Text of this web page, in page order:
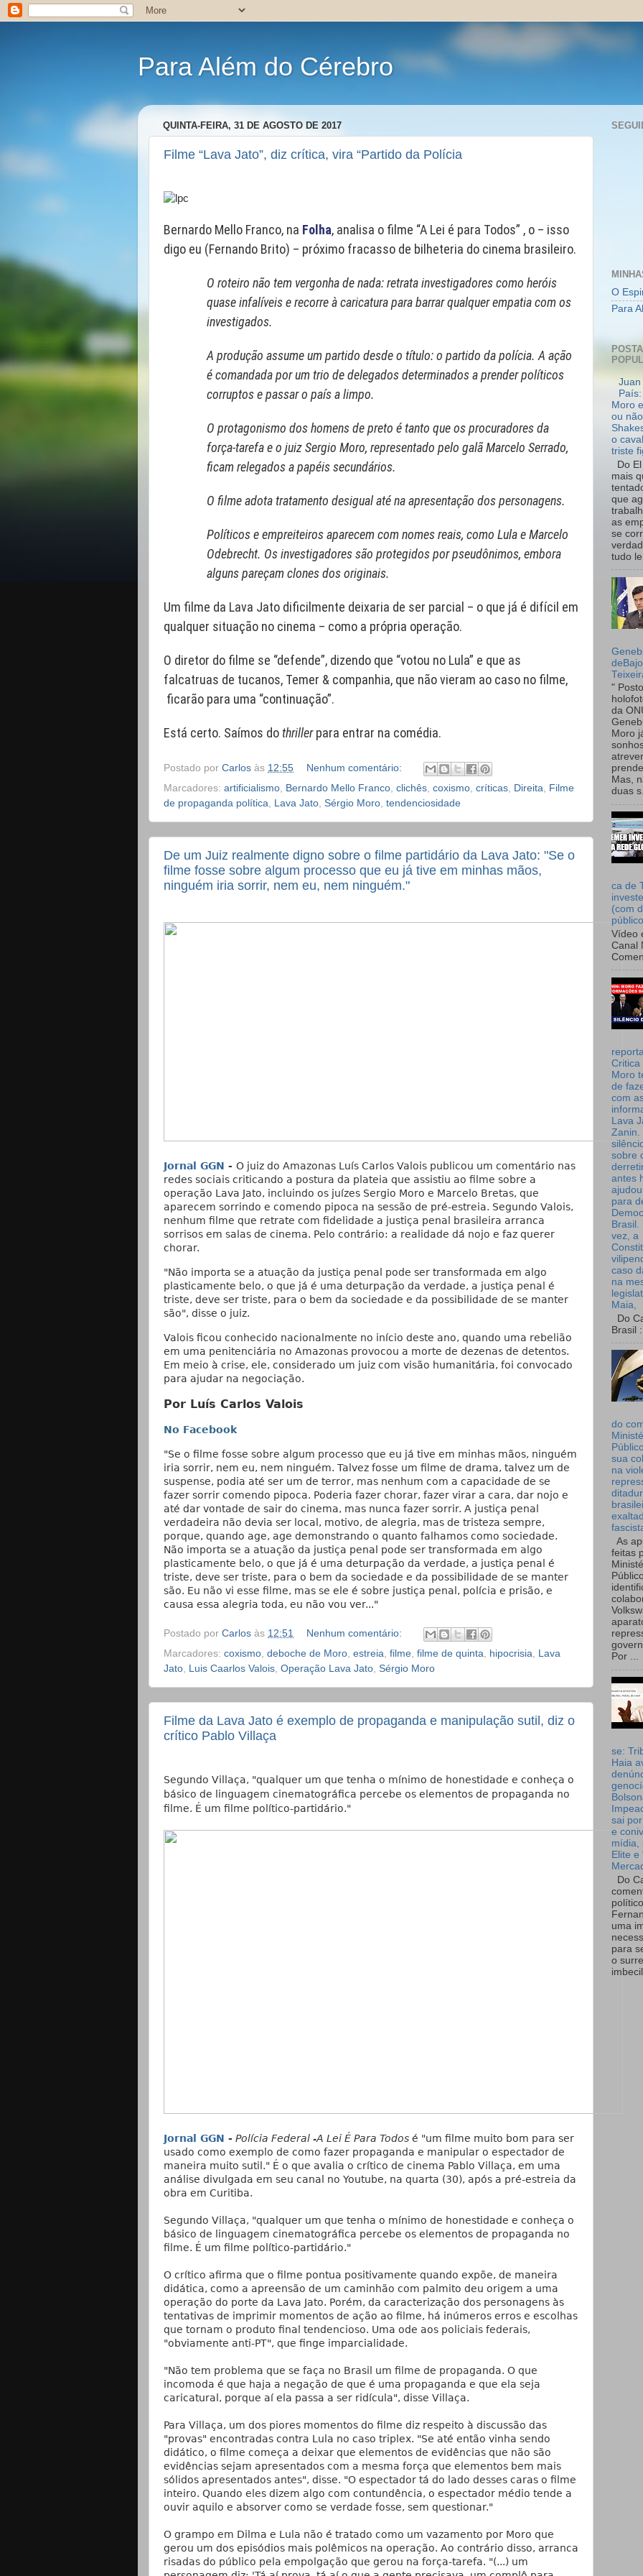
Para Além do Cérebro
QUINTA-FEIRA, 31 DE AGOSTO DE 2017
Filme “Lava Jato”, diz crítica, vira “Partido da Polícia
Bernardo Mello Franco, na Folha, analisa o filme “A Lei é para Todos” , o – isso
digo eu (Fernando Brito) – próximo fracasso de bilheteria do cinema brasileiro.
O roteiro não tem vergonha de nada: retrata investigadores como heróis
quase infalíveis e recorre à caricatura para barrar qualquer empatia com os
investigados.
A produção assume um partido desde o título: o partido da polícia. A ação
é comandada por um trio de delegados determinados a prender políticos
corruptos e passar o país a limpo.
O protagonismo dos homens de preto é tanto que os procuradores da
força-tarefa e o juiz Sergio Moro, representado pelo galã Marcelo Serrado,
ficam relegados a papéis secundários.
O filme adota tratamento desigual até na apresentação dos personagens.
Políticos e empreiteiros aparecem com nomes reais, como Lula e Marcelo
Odebrecht. Os investigadores são protegidos por pseudônimos, embora
alguns pareçam clones dos originais.
Um filme da Lava Jato dificilmente deixaria de ser parcial – o que já é difícil em
qualquer situação no cinema – como a própria operação.
O diretor do filme se “defende”, dizendo que “votou no Lula” e que as
falcatruas de tucanos, Temer & companhia, que não vieram ao caso no filme,
ficarão para uma “continuação”.
Está certo. Saímos dothrillerpara entrar na comédia.
Postado por Carlos às 12:55
Nenhum comentário:
Marcadores: artificialismo Bernardo Mello Franco clichês coxismo críticas Direita
Filme
de propaganda política
Lava Jato Sérgio Moro tendenciosidade
De um Juiz realmente digno sobre o filme partidário da Lava Jato: "Se o
filme fosse sobre algum processo que eu já tive em minhas mãos,
ninguém iria sorrir, nem eu, nem ninguém."
Jornal GGN - O juiz do Amazonas Luís Carlos Valois publicou um comentário nas
redes sociais criticando a postura da plateia que assistiu ao filme sobre a
operação Lava Jato, incluindo os juízes Sergio Moro e Marcelo Bretas, que
aparecem sorrindo e comendo pipoca na sessão de pré-estreia. Segundo Valois,
nenhum filme que retrate com fidelidade a justiça penal brasileira arranca
sorrisos em salas de cinema. Pelo contrário: a realidade dá nojo e faz querer
chorar.
"Não importa se a atuação da justiça penal pode ser transformada em algo
plasticamente belo, o que já é uma deturpação da verdade, a justiça penal é
triste, deve ser triste, para o bem da sociedade e da possibilidade de se manter
são", disse o juiz.
Valois ficou conhecido nacionalmente no início deste ano, quando uma rebelião
em uma penitenciária no Amazonas provocou a morte de dezenas de detentos.
Em meio à crise, ele, considerado um juiz com visão humanitária, foi convocado
para ajudar na negociação.
Por Luís Carlos Valois
No Facebook
"Se o filme fosse sobre algum processo que eu já tive em minhas mãos, ninguém
iria sorrir, nem eu, nem ninguém. Talvez fosse um filme de drama, talvez um de
suspense, podia até ser um de terror, mas nenhum com a capacidade de se
fazer sorrir comendo pipoca. Poderia fazer chorar, fazer virar a cara, dar nojo e
até dar vontade de sair do cinema, mas nunca fazer sorrir. A justiça penal
verdadeira não devia ser local, motivo, de alegria, mas de tristeza sempre,
porque, quando age, age demonstrando o quanto falhamos como sociedade.
Não importa se a atuação da justiça penal pode ser transformada em algo
plasticamente belo, o que já é uma deturpação da verdade, a justiça penal é
triste, deve ser triste, para o bem da sociedade e da possibilidade de se manter
são. Eu não vi esse filme, mas se ele é sobre justiça penal, polícia e prisão, e
causa essa alegria toda, eu não vou ver..."
Postado por Carlos às 12:51
Nenhum comentário:
Marcadores: coxismo deboche de Moro estreia filme filme de quinta hipocrisia
Lava
Jato
Luis Caarlos Valois Operação Lava Jato Sérgio Moro
Filme da Lava Jato é exemplo de propaganda e manipulação sutil, diz o
crítico Pablo Villaça
Segundo Villaça, "qualquer um que tenha o mínimo de honestidade e conheça o
básico de linguagem cinematográfica percebe os elementos de propaganda no
filme. É um filme político-partidário."
Jornal GGN - Polícia Federal -A Lei É Para Todos é "um filme muito bom para ser
usado como exemplo de como fazer propaganda e manipular o espectador de
maneira muito sutil." É o que avalia o crítico de cinema Pablo Villaça, em uma
análise divulgada em seu canal no Youtube, na quarta (30), após a pré-estreia da
obra em Curitiba.
Segundo Villaça, "qualquer um que tenha o mínimo de honestidade e conheça o
básico de linguagem cinematográfica percebe os elementos de propaganda no
filme. É um filme político-partidário."
O crítico afirma que o filme pontua positivamente quando expõe, de maneira
didática, como a apreensão de um caminhão com palmito deu origem a uma
operação do porte da Lava Jato. Porém, da caracterização dos personagens às
tentativas de imprimir momentos de ação ao filme, há inúmeros erros e escolhas
que tornam o produto final tendencioso. Uma ode aos policiais federais,
"obviamente anti-PT", que finge imparcialidade.
"Não tem problema que se faça no Brasil um filme de propaganda. O que
incomoda é que haja a negação de que é uma propaganda e que ela seja
caricatural, porque aí ela passa a ser ridícula", disse Villaça.
Para Villaça, um dos piores momentos do filme diz respeito à discussão das
"provas" encontradas contra Lula no caso triplex. "Se até então vinha sendo
didático, o filme começa a deixar que elementos de evidências que não são
evidências sejam apresentados com a mesma força que elementos bem mais
sólidos apresentados antes", disse. "O espectador tá do lado desses caras o filme
inteiro. Quando eles dizem algo com contundência, o espectador médio tende a
ouvir aquilo e absorver como se verdade fosse, sem questionar."
O grampo em Dilma e Lula não é tratado como um vazamento por Moro que
gerou um dos episódios mais polêmicos na operação. Ao contrário disso, arranca
risadas do público pela empolgação que gerou na força-tarefa. "(...) um
O
Para
Juan
Moro
ou
o
triste
Do
mais
que
as
se
tudo
"
da
Moro
Mas,
duas
ca de
(com
Vídeo
Canal
Critica
Moro
de
com
Lava
Zanin.
sobre
antes
para
Brasil.
vez, a
caso
na
Maia,
Do
Brasil :
do
sua
na
As
feitas
Por ...
se:
Haia
sai
e
mídia,
Elite e
Do
uma
para
o